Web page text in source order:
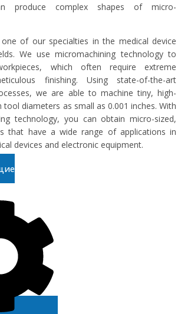
produce complex shapes of micro-
of our specialties in the medical device
We use micromachining technology to
which often require extreme
finishing. Using state-of-the-art
we are able to machine tiny, high-
diameters as small as 0.001 inches. With
technology, you can obtain micro-sized,
that have a wide range of applications in
devices and electronic equipment.